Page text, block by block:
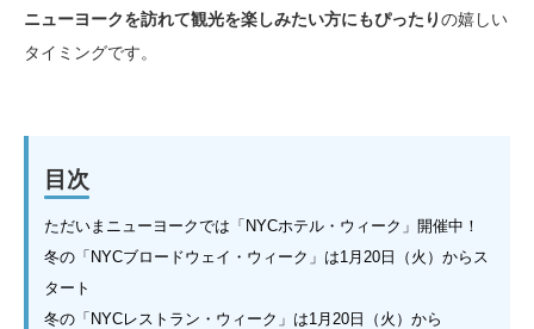
ニューヨークを訪れて観光を楽しみたい方にもぴったりの嬉しい
タイミングです。
目次
ただいまニューヨークでは「NYCホテル・ウィーク」開催中！
冬の「NYCブロードウェイ・ウィーク」は1月20日（火）からス
タート
冬の「NYCレストラン・ウィーク」は1月20日（火）から